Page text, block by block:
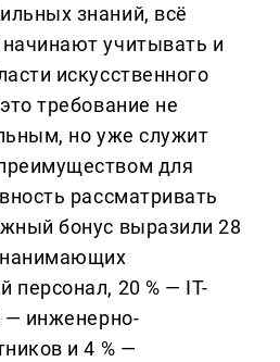
знаний, всё
учитывать и
искусственного
требование не
но уже служит
для
рассматривать
бонус выразили 28
нанимающих
персонал, 20 % — IT-
— инженерно-
и 4 % —